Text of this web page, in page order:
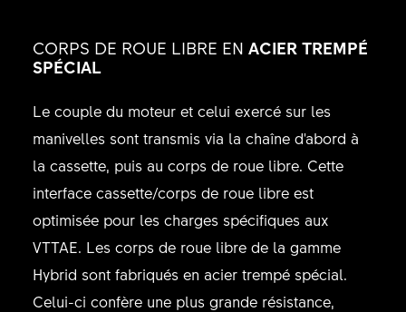
CORPS DE ROUE LIBRE EN ACIER TREMPÉ
SPÉCIAL
Le couple du moteur et celui exercé sur les
manivelles sont transmis via la chaîne d'abord à
la cassette, puis au corps de roue libre. Cette
interface cassette/corps de roue libre est
optimisée pour les charges spécifiques aux
VTTAE. Les corps de roue libre de la gamme
Hybrid sont fabriqués en acier trempé spécial.
Celui-ci confère une plus grande résistance,